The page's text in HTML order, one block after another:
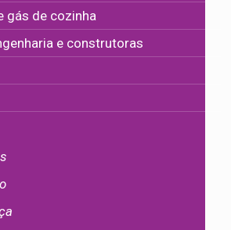
gás de cozinha
e construtoras